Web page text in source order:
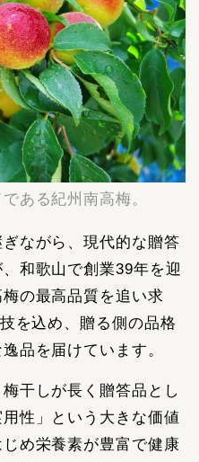
ある紀州南高梅。
ながら、現代的な贈答
和歌山で創業39年を迎
の最高品質を追い求
を込め、贈る側の品格
品を届けています。
干しが長く贈答品とし
性」という大きな価値
め栄養素が豊富で健康